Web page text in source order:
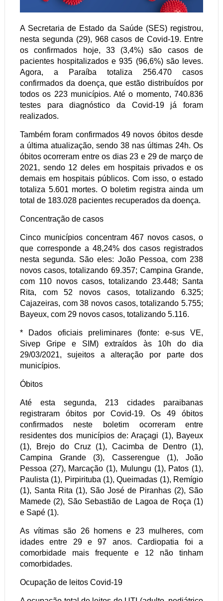
A Secretaria de Estado da Saúde (SES) registrou,
nesta segunda (29), 968 casos de Covid-19. Entre
os confirmados hoje, 33 (3,4%) são casos de
pacientes hospitalizados e 935 (96,6%) são leves.
Agora, a Paraíba totaliza 256.470 casos
confirmados da doença, que estão distribuídos por
todos os 223 municípios. Até o momento, 740.836
testes para diagnóstico da Covid-19 já foram
realizados.
Também foram confirmados 49 novos óbitos desde
a última atualização, sendo 38 nas últimas 24h. Os
óbitos ocorreram entre os dias 23 e 29 de março de
2021, sendo 12 deles em hospitais privados e os
demais em hospitais públicos. Com isso, o estado
totaliza 5.601 mortes. O boletim registra ainda um
total de 183.028 pacientes recuperados da doença.
Concentração de casos
Cinco municípios concentram 467 novos casos, o
que corresponde a 48,24% dos casos registrados
nesta segunda. São eles: João Pessoa, com 238
novos casos, totalizando 69.357; Campina Grande,
com 110 novos casos, totalizando 23.448; Santa
Rita, com 52 novos casos, totalizando 6.325;
Cajazeiras, com 38 novos casos, totalizando 5.755;
Bayeux, com 29 novos casos, totalizando 5.116.
* Dados oficiais preliminares (fonte: e-sus VE,
Sivep Gripe e SIM) extraídos às 10h do dia
29/03/2021, sujeitos a alteração por parte dos
municípios.
Óbitos
Até esta segunda, 213 cidades paraibanas
registraram óbitos por Covid-19. Os 49 óbitos
confirmados neste boletim ocorreram entre
residentes dos municípios de: Araçagi (1), Bayeux
(1), Brejo do Cruz (1), Cacimba de Dentro (1),
Campina Grande (3), Casserengue (1), João
Pessoa (27), Marcação (1), Mulungu (1), Patos (1),
Paulista (1), Pirpirituba (1), Queimadas (1), Remígio
(1), Santa Rita (1), São José de Piranhas (2), São
Mamede (2), São Sebastião de Lagoa de Roça (1)
e Sapé (1).
As vítimas são 26 homens e 23 mulheres, com
idades entre 29 e 97 anos. Cardiopatia foi a
comorbidade mais frequente e 12 não tinham
comorbidades.
Ocupação de leitos Covid-19